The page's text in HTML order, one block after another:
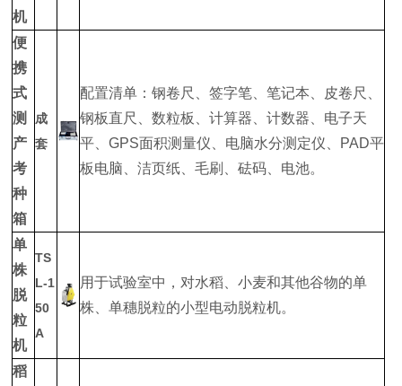
机
便
携
式
测
产
考
种
箱
成
套
配置清单：钢卷尺、签字笔、笔记本、皮卷尺、
钢板直尺、数粒板、计算器、计数器、电子天
平、GPS面积测量仪、电脑水分测定仪、PAD平
板电脑、洁页纸、毛刷、砝码、电池。
单
株
脱
粒
机
TS
L-1
50
A
用于试验室中，对水稻、小麦和其他谷物的单
株、单穗脱粒的小型电动脱粒机。
稻